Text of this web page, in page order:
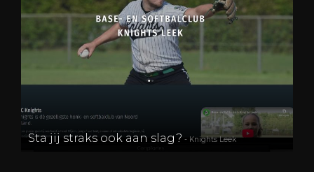
Sta jij straks ook aan slag? - Knights Leek